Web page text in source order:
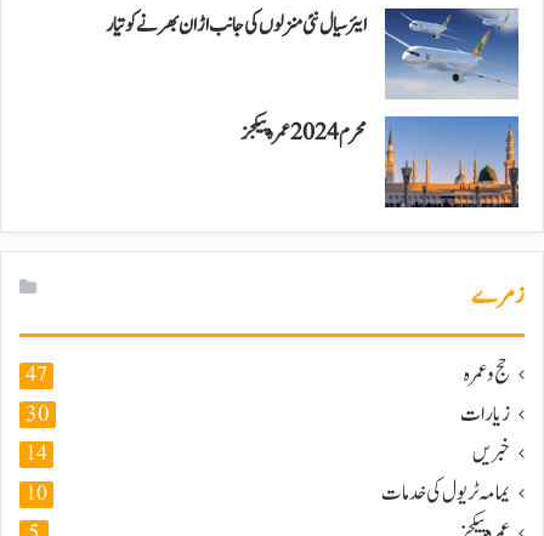
ایئر سیال نئی منزلوں کی جانب اڑان بھرنے کو تیار
محرم 2024 عمرہ پیکجز
زمرے
حج و عمرہ 47
زیارات 30
خبریں 14
یمامہ ٹریول کی خدمات 10